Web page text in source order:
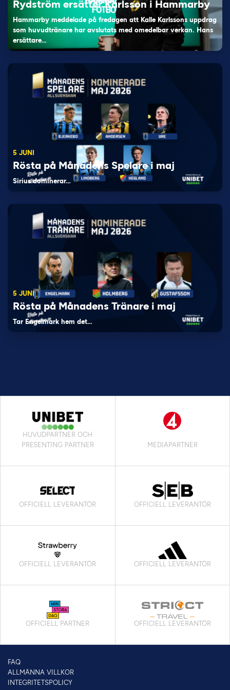
Rydström ersätter Karlsson i Hammarby
Hammarby meddelade på fredagen att Kalle Karlssons uppdrag
som huvudtränare har avslutats med omedelbar verkan. Hans
ersättare…
5 JUNI
Rösta på Månadens Spelare i maj
Sirius dominerar…
5 JUNI
Rösta på Månadens Tränare i maj
Tar Engelmark hem det…
HUVUDPARTNER OCH
PRESENTING PARTNER
MEDIAPARTNER
OFFICIELL LEVERANTÖR OFFICIELL LEVERANTÖR
OFFICIELL LEVERANTÖR OFFICIELL LEVERANTÖR
OFFICIELL PARTNER OFFICIELL LEVERANTÖR
FAQ
ALLMÄNNA VILLKOR
INTEGRITETSPOLICY